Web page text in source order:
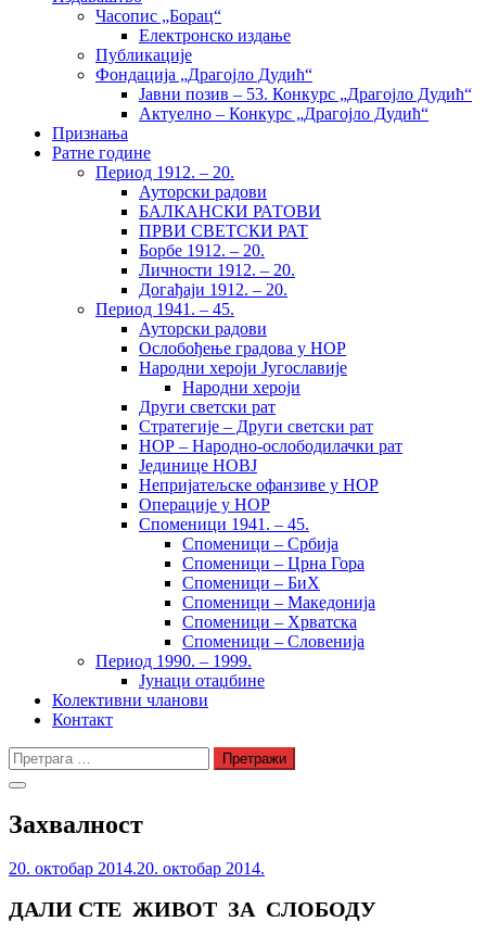
Часопис „Борац“
Електронско издање
Публикације
Фондација „Драгојло Дудић“
Јавни позив – 53. Конкурс „Драгојло Дудић“
Актуелно – Конкурс „Драгојло Дудић“
Признања
Ратне године
Период 1912. – 20.
Ауторски радови
БАЛКАНСКИ РАТОВИ
ПРВИ СВЕТСКИ РАТ
Борбе 1912. – 20.
Личности 1912. – 20.
Догађаји 1912. – 20.
Период 1941. – 45.
Ауторски радови
Ослобођење градова у НОР
Народни хероји Југославије
Народни хероји
Други светски рат
Стратегије – Други светски рат
НОР – Народно-ослободилачки рат
Јединице НОВЈ
Непријатељске офанзиве у НОР
Операције у НОР
Споменици 1941. – 45.
Споменици – Србија
Споменици – Црна Гора
Споменици – БиХ
Споменици – Македонија
Споменици – Хрватска
Споменици – Словенија
Период 1990. – 1999.
Јунаци отаџбине
Колективни чланови
Контакт
Претрага
за:
Захвалност
20. октобар 2014.20. октобар 2014.
ДАЛИ СТЕ ЖИВОТ ЗА СЛОБОДУ